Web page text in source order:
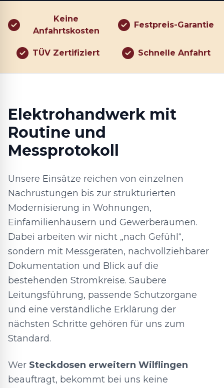
Keine
Anfahrtskosten
Festpreis-Garantie
TÜV Zertifiziert Schnelle Anfahrt
Elektrohandwerk mit
Routine und
Messprotokoll
Unsere Einsätze reichen von einzelnen
Nachrüstungen bis zur strukturierten
Modernisierung in Wohnungen,
Einfamilienhäusern und Gewerberäumen.
Dabei arbeiten wir nicht „nach Gefühl“,
sondern mit Messgeräten, nachvollziehbarer
Dokumentation und Blick auf die
bestehenden Stromkreise. Saubere
Leitungsführung, passende Schutzorgane
und eine verständliche Erklärung der
nächsten Schritte gehören für uns zum
Standard.
Wer Steckdosen erweitern Wilflingen
beauftragt, bekommt bei uns keine